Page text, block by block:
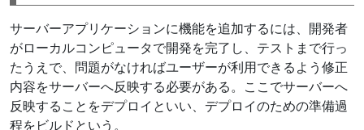
サーバーアプリケーションに機能を追加するには、開発者
がローカルコンピュータで開発を完了し、テストまで行っ
たうえで、問題がなければユーザーが利用できるよう修正
内容をサーバーへ反映する必要がある。ここでサーバーへ
反映することをデプロイといい、デプロイのための準備過
程をビルドという。